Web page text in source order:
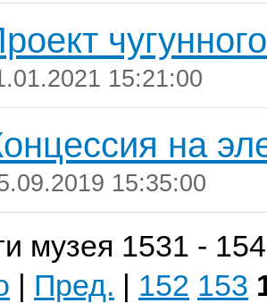
15:21:00
на
15:35:00
музея 1531 -
| Пред. | 152 153